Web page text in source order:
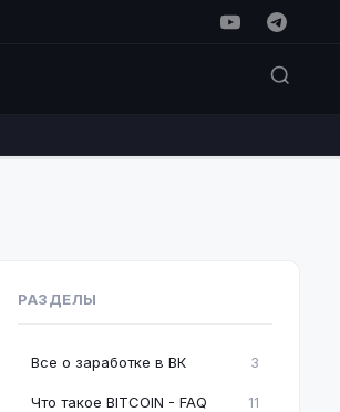
РАЗДЕЛЫ
Все о заработке в ВК 3
Что такое BITCOIN - FAQ 11